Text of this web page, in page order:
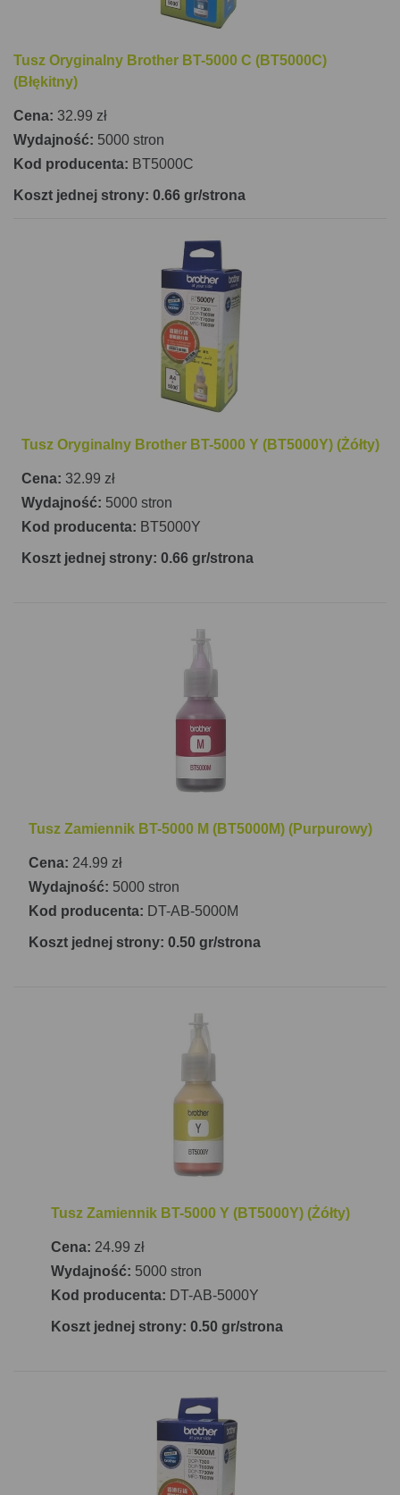
Tusz Oryginalny Brother BT-5000 C (BT5000C)
(Błękitny)
Cena: 32.99 zł
Wydajność: 5000 stron
Kod producenta: BT5000C
Koszt jednej strony: 0.66 gr/strona
Tusz Oryginalny Brother BT-5000 Y (BT5000Y) (Żółty)
Cena: 32.99 zł
Wydajność: 5000 stron
Kod producenta: BT5000Y
Koszt jednej strony: 0.66 gr/strona
Tusz Zamiennik BT-5000 M (BT5000M) (Purpurowy)
Cena: 24.99 zł
Wydajność: 5000 stron
Kod producenta: DT-AB-5000M
Koszt jednej strony: 0.50 gr/strona
Tusz Zamiennik BT-5000 Y (BT5000Y) (Żółty)
Cena: 24.99 zł
Wydajność: 5000 stron
Kod producenta: DT-AB-5000Y
Koszt jednej strony: 0.50 gr/strona